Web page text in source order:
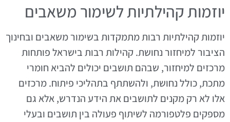
יוזמות קהילתיות לשימור משאבים
יוזמות קהילתיות רבות מתמקדות בשימור משאבים ובחינוך
הציבור למיחזור נחושת. קהילות רבות בישראל פותחות
מרכזים למיחזור, שבהם תושבים יכולים להביא חומרי
מתכת, כולל נחושת, ולהשתתף בתהליכי פיתוח. מרכזים
אלו לא רק מקנים לתושבים את הידע הנדרש, אלא גם
מספקים פלטפורמה לשיתוף פעולה בין תושבים ובעלי